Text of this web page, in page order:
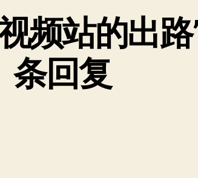
频站的出
条回复